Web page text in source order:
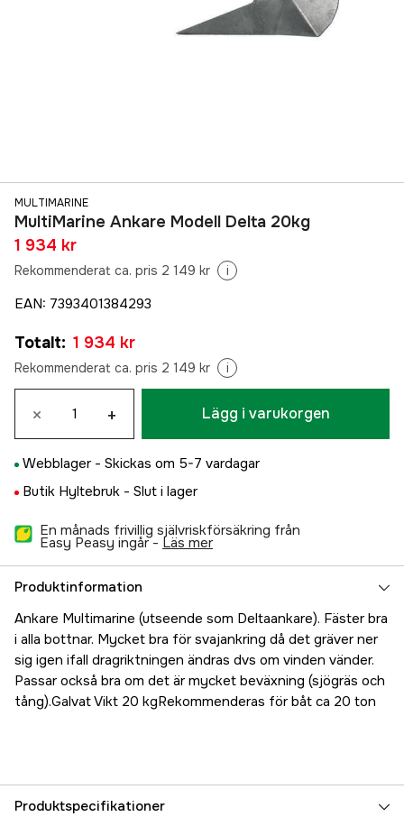
MULTIMARINE
MultiMarine Ankare Modell Delta 20kg
1 934 kr
Rekommenderat ca. pris 2 149 kr i
EAN: 7393401384293
Totalt: 1 934 kr
Rekommenderat ca. pris 2 149 kr i
× + Lägg i varukorgen
Webblager - Skickas om 5-7 vardagar
Butik Hyltebruk - Slut i lager
En månads frivillig självriskförsäkring från
Easy Peasy ingår - läs mer
Produktinformation
Ankare Multimarine (utseende som Deltaankare). Fäster bra
i alla bottnar. Mycket bra för svajankring då det gräver ner
sig igen ifall dragriktningen ändras dvs om vinden vänder.
Passar också bra om det är mycket beväxning (sjögräs och
tång).Galvat Vikt 20 kgRekommenderas för båt ca 20 ton
Produktspecifikationer